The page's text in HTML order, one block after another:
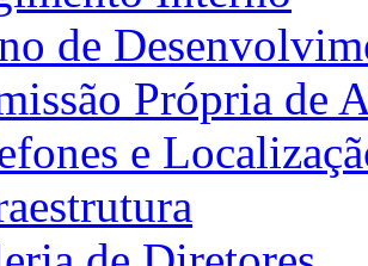
de
Própria de
e